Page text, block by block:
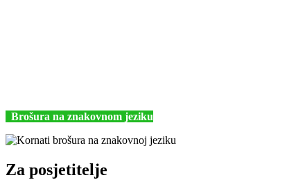
Brošura na znakovnom jeziku
Za posjetitelje